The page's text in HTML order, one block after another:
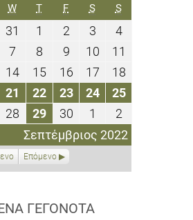
Σεπτέμβριος 2022
WΤΕΤΆΡΤΗ
TΠΈΜΠΤΗ
FΠΑΡΑΣΚΕΥΉ
SΣΆΒΒΑΤΟ
SΚΥΡΙΑΚΉ
31
Αυγούστου
2022
1
Σεπτεμβρίου
2022
22
Σεπτεμβρίου
2022
33
Σεπτεμβρίου
2022
44
2022
7
Σεπτεμβρίου
2022
8
Σεπτεμβρίου
2022
99
Σεπτεμβρίου
2022
1010
Σεπτεμβρίου
2022
11
2022
1414
Σεπτεμβρίου
2022
1515
Σεπτεμβρίου
2022
1616
Σεπτεμβρίου
2022
1717
Σεπτεμβρίου
2022
1818
2022
21
Σεπτεμβρίου
2022
2222
Σεπτεμβρίου
2022
2323
Σεπτεμβρίου
2022
2424
Σεπτεμβρίου
2022
2525
2022
28
Σεπτεμβρίου
2022
2929
Σεπτεμβρίου
2022
3030
Σεπτεμβρίου
2022
1
Οκτωβρίου
2022
22
Οκτωβρίου
2022
Επόμενο
ΓΕΓΟΝΌΤΑ